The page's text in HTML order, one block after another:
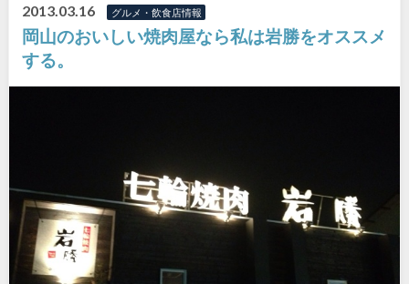
2013.03.16 グルメ・飲食店情報
岡山のおいしい焼肉屋なら私は岩勝をオススメ
する。